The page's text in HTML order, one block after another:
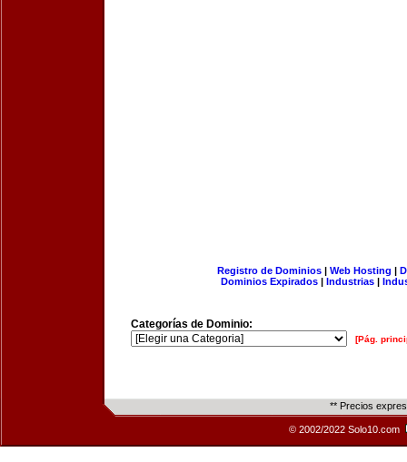
Registro de Dominios| Web Hosting |
Dominios Expirados | Industrias |
Categorías de Dominio:
[Pág.
** Precios
© 2002/2022 Solo10.com